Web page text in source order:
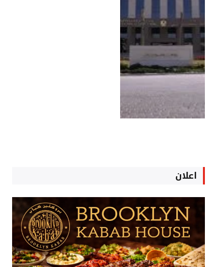
اعلان